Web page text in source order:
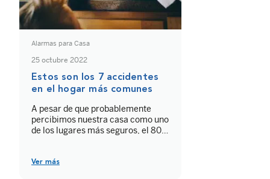
Alarmas para Casa
25 octubre 2022
Estos son los 7 accidentes
en el hogar más comunes
A pesar de que probablemente
percibimos nuestra casa como uno
de los lugares más seguros, el 80
datos de la OMS. De hecho, en
Ver más